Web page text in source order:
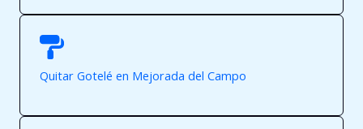
Quitar Gotelé en Mejorada del Campo